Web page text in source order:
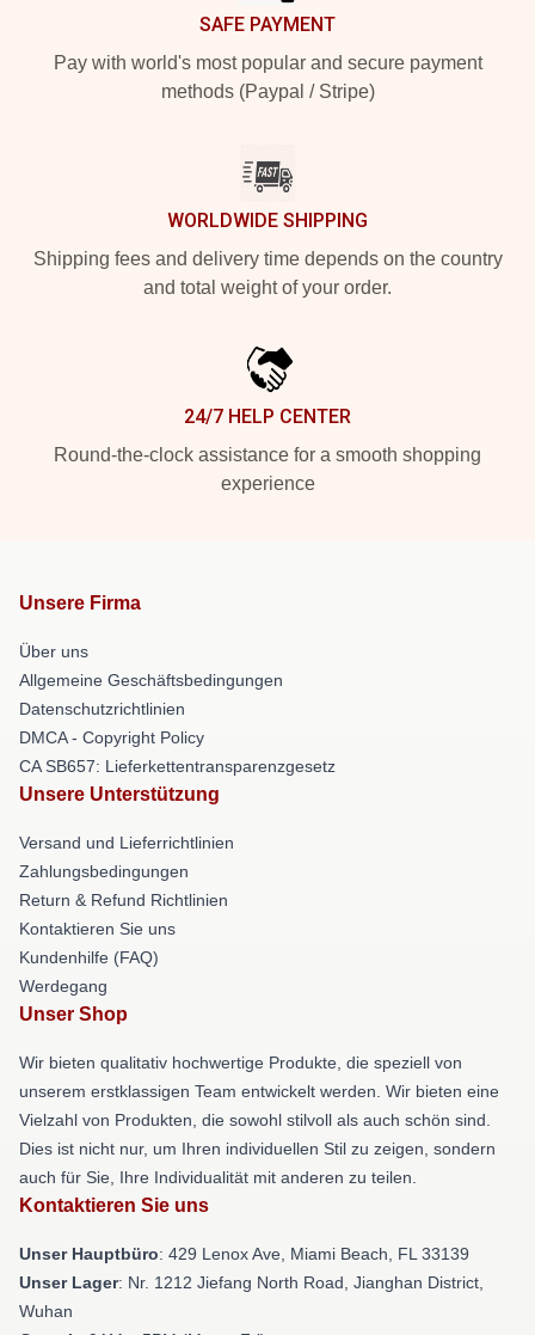
SAFE PAYMENT
Pay with world's most popular and secure payment
methods (Paypal / Stripe)
WORLDWIDE SHIPPING
Shipping fees and delivery time depends on the country
and total weight of your order.
24/7 HELP CENTER
Round-the-clock assistance for a smooth shopping
experience
Unsere Firma
Über uns
Allgemeine Geschäftsbedingungen
Datenschutzrichtlinien
DMCA - Copyright Policy
CA SB657: Lieferkettentransparenzgesetz
Unsere Unterstützung
Versand und Lieferrichtlinien
Zahlungsbedingungen
Return & Refund Richtlinien
Kontaktieren Sie uns
Kundenhilfe (FAQ)
Werdegang
Unser Shop
Wir bieten qualitativ hochwertige Produkte, die speziell von
unserem erstklassigen Team entwickelt werden. Wir bieten eine
Vielzahl von Produkten, die sowohl stilvoll als auch schön sind.
Dies ist nicht nur, um Ihren individuellen Stil zu zeigen, sondern
auch für Sie, Ihre Individualität mit anderen zu teilen.
Kontaktieren Sie uns
Unser Hauptbüro: 429 Lenox Ave, Miami Beach, FL 33139
Unser Lager: Nr. 1212 Jiefang North Road, Jianghan District,
Wuhan